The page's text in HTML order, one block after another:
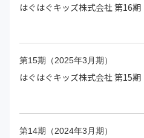
はぐはぐキッズ株式会社 第16期
第15期（2025年3月期）
はぐはぐキッズ株式会社 第15期
第14期（2024年3月期）